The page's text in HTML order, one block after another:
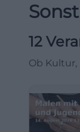
12
Ob